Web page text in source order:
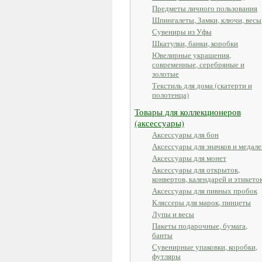
Предметы личного пользования
Шпингалеты, Замки, ключи,
Сувениры из Уфы
Шкатулки, банки, коробки
Ювелирные украшения,
современные, серебряные и
золотые
Текстиль для дома (скатерти и
полотенца)
Товары для коллекционеров
(аксессуары)
Аксессуары для бон
Аксессуары для значков и
Аксессуары для монет
Аксессуары для открыток,
конвертов, календарей и
Аксессуары для пивных пробок
Кляссеры для марок, пинцеты
Лупы и весы
Пакеты подарочные, бумага,
банты
Сувенирные упаковки, коробки,
футляры